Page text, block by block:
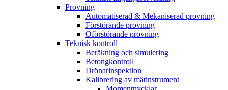
Provning
Automatiserad & Mekaniserad provning
Förstörande provning
Oförstörande provning
Teknisk kontroll
Beräkning och simulering
Betongkontroll
Drönarinspektion
Kalibrering av mätinstrument